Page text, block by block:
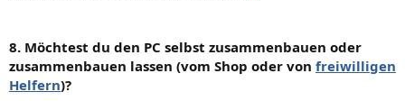
8. Möchtest du den PC selbst zusammenbauen oder
zusammenbauen lassen (vom Shop oder von freiwilligen
Helfern)?